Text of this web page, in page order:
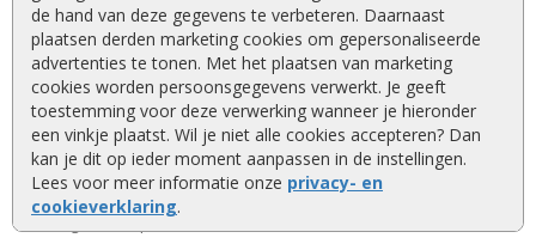
de hand van deze gegevens te verbeteren. Daarnaast
plaatsen derden marketing cookies om gepersonaliseerde
advertenties te tonen. Met het plaatsen van marketing
cookies worden persoonsgegevens verwerkt. Je geeft
toestemming voor deze verwerking wanneer je hieronder
een vinkje plaatst. Wil je niet alle cookies accepteren? Dan
kan je dit op ieder moment aanpassen in de instellingen.
Lees voor meer informatie onze privacy- en
cookieverklaring.
info@zamsierbestrating.nl
Kaapstanderweg 41, 8243 RB Lelystad
Deskundig advies
Kwaliteitsproducten
Compleet assortiment
Eigen transportservice